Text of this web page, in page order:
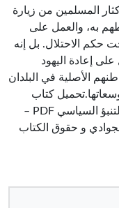
1948، وضرورة إكثار المسلمين من زيارة
به، والعمل على
حكم الاحتلال. بل إنه
إعادة اليهود
الأصلية في البلدان
كتاب
الفلسطينيون ينتصرون أخيرا: دراسة في التنبؤ السياسي PDF –
و حقوق الكتاب